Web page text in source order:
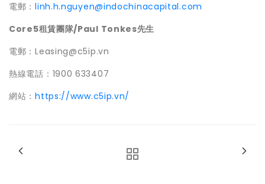
電郵：linh.h.nguyen@indochinacapital.com
Core5租賃團隊/Paul Tonkes先生
電郵：Leasing@c5ip.vn
熱線電話： 1900 633407
網站：https://www.c5ip.vn/